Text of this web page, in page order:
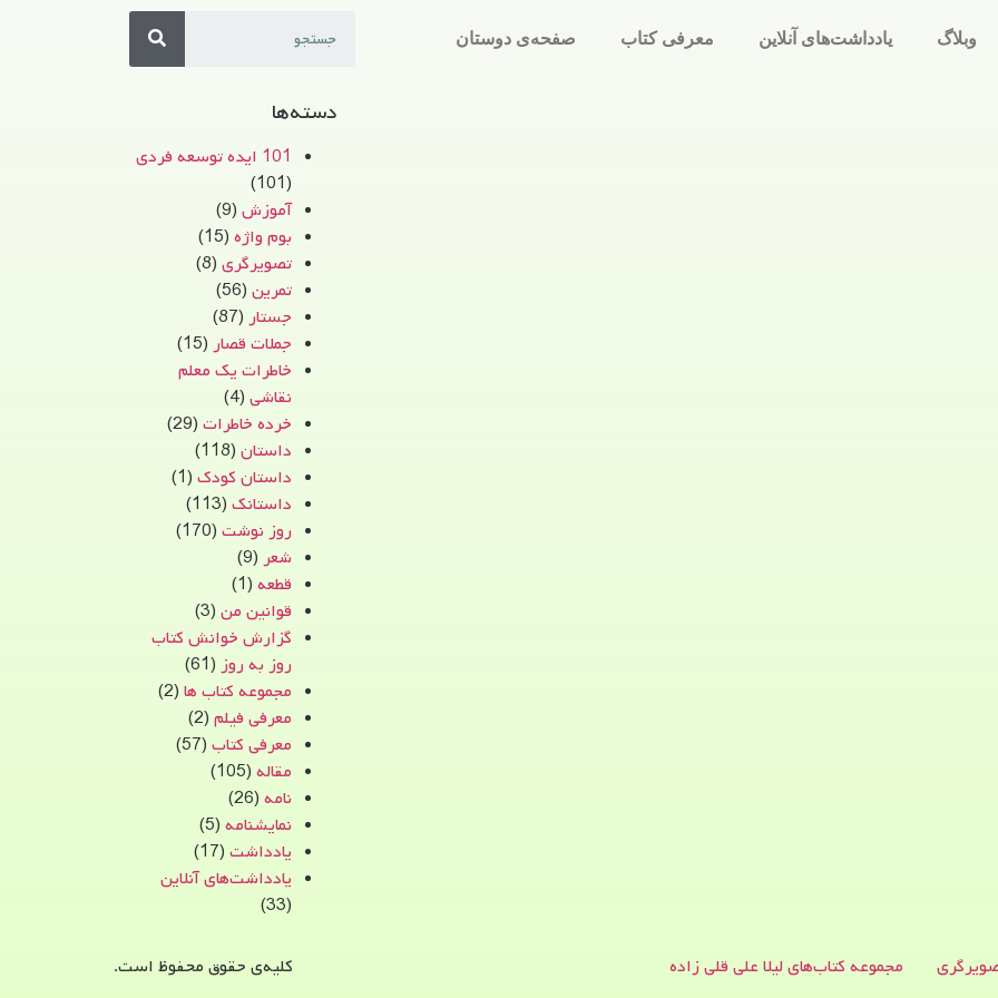
وبلاگ یادداشت‌های آنلاین معرفی کتاب صفحه‌ی دوستان
دسته‌ها
101 ایده توسعه فردی
(101)
آموزش(9)
بوم واژه(15)
تصویرگری(8)
تمرین(56)
جستار(87)
جملات قصار(15)
خاطرات یک معلم
نقاشی(4)
خرده خاطرات(29)
داستان(118)
داستان کودک(1)
داستانک(113)
روز نوشت(170)
شعر(9)
قطعه(1)
قوانین من(3)
گزارش خوانش کتاب
روز به روز(61)
مجموعه کتاب ها(2)
معرفی فیلم(2)
معرفی کتاب(57)
مقاله(105)
نامه(26)
نمایشنامه(5)
یادداشت(17)
یادداشت‌های آنلاین
(33)
مجموعه کتاب‌های لیلا علی قلی زاده کلیه‌ی حقوق محفوظ است.